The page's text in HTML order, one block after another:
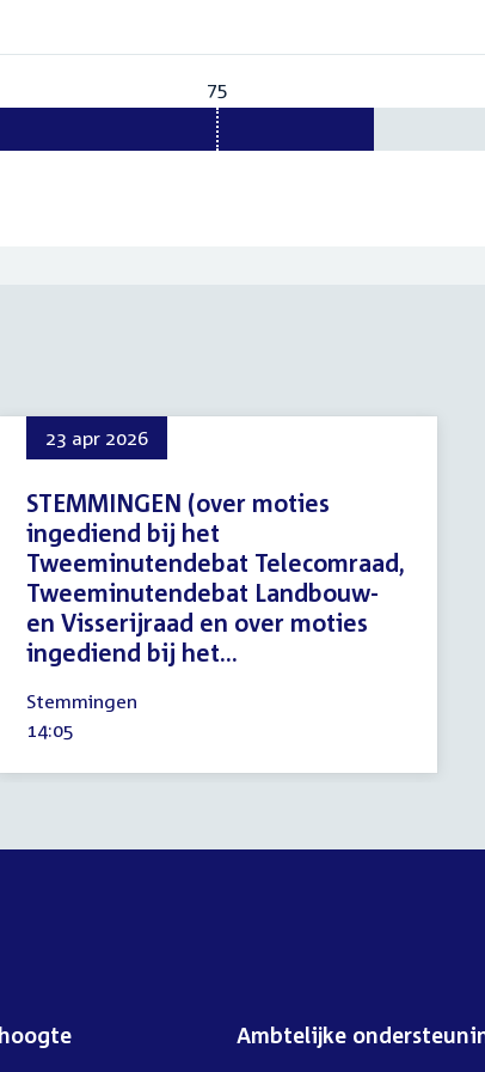
75
23 apr 2026
STEMMINGEN (over moties
ingediend bij het
Tweeminutendebat Telecomraad,
Tweeminutendebat Landbouw-
en Visserijraad en over moties
ingediend bij het...
april
2026
Stemmingen
Tijd
14:05
Ambtelijke